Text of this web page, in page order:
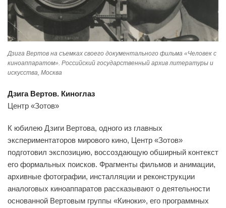
Дзига Вертов на съемках своего документального фильма «Человек с
киноаппаратом». Российский государственный архив литературы и
искусства, Москва
Дзига Вертов. Киноглаз
Центр «Зотов»
К юбилею Дзиги Вертова, одного из главных
экспериментаторов мирового кино, Центр «Зотов»
подготовил экспозицию, воссоздающую обширный контекст
его формальных поисков. Фрагменты фильмов и анимации,
архивные фотографии, инсталляции и реконструкции
аналоговых киноаппаратов рассказывают о деятельности
основанной Вертовым группы «Киноки», его программных